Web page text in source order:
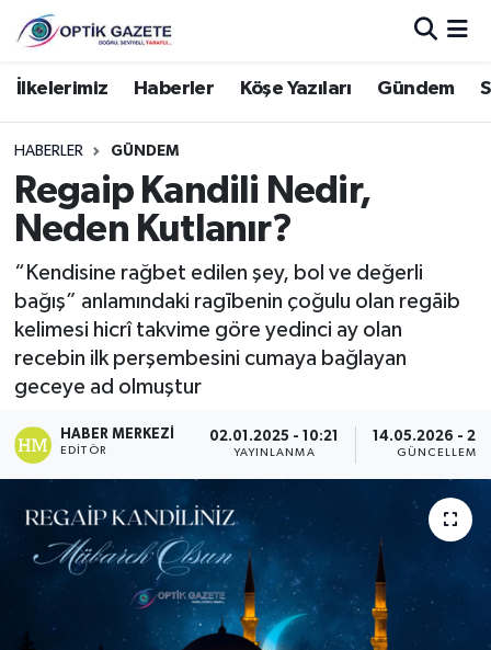
İlkelerimiz Haberler Köşe Yazıları Gündem
HABERLER GÜNDEM
Regaip Kandili Nedir,
Neden Kutlanır?
“Kendisine rağbet edilen şey, bol ve değerli
bağış” anlamındaki ragībenin çoğulu olan regāib
kelimesi hicrî takvime göre yedinci ay olan
recebin ilk perşembesini cumaya bağlayan
geceye ad olmuştur
HABER MERKEZI
EDITÖR
02.01.2025 - 10:21
YAYINLANMA
14.05.2026 -
GÜNCELLEME
Nöbetçi Eczaneler
Hava Durumu
İstanbul Namaz Vakitleri
Süper Lig Puan Durumu ve Fikstür
Tüm Manşetler